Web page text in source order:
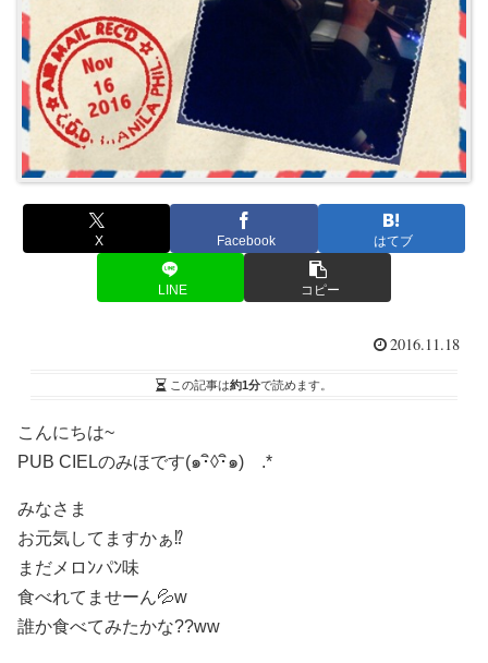
X Facebook はてブ
LINE コピー
2016.11.18
この記事は約1分で読めます。
こんにちは~
PUB CIELのみほです(๑･ิ◊･ิ๑)ゞ.*
みなさま
お元気してますかぁ⁉
まだメロﾝパﾝ味
食べれてませーん💦w
誰か食べてみたかな??ww